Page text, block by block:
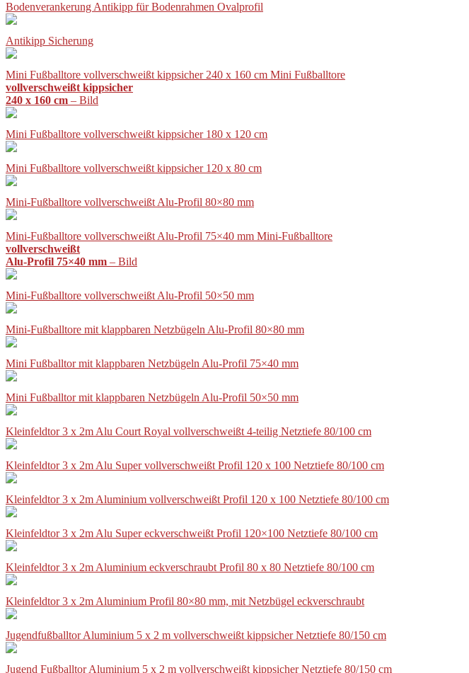
Bodenverankerung Antikipp für Bodenrahmen Ovalprofil
Antikipp Sicherung
Mini Fußballtore vollverschweißt kippsicher 240 x 160 cm Mini Fußballtore
vollverschweißt kippsicher
240 x 160 cm – Bild
Mini Fußballtore vollverschweißt kippsicher 180 x 120 cm
Mini Fußballtore vollverschweißt kippsicher 120 x 80 cm
Mini-Fußballtore vollverschweißt Alu-Profil 80×80 mm
Mini-Fußballtore vollverschweißt Alu-Profil 75×40 mm Mini-Fußballtore
vollverschweißt
Alu-Profil 75×40 mm – Bild
Mini-Fußballtore vollverschweißt Alu-Profil 50×50 mm
Mini-Fußballtore mit klappbaren Netzbügeln Alu-Profil 80×80 mm
Mini Fußballtor mit klappbaren Netzbügeln Alu-Profil 75×40 mm
Mini Fußballtor mit klappbaren Netzbügeln Alu-Profil 50×50 mm
Kleinfeldtor 3 x 2m Alu Court Royal vollverschweißt 4-teilig Netztiefe 80/100 cm
Kleinfeldtor 3 x 2m Alu Super vollverschweißt Profil 120 x 100 Netztiefe 80/100 cm
Kleinfeldtor 3 x 2m Aluminium vollverschweißt Profil 120 x 100 Netztiefe 80/100 cm
Kleinfeldtor 3 x 2m Alu Super eckverschweißt Profil 120×100 Netztiefe 80/100 cm
Kleinfeldtor 3 x 2m Aluminium eckverschraubt Profil 80 x 80 Netztiefe 80/100 cm
Kleinfeldtor 3 x 2m Aluminium Profil 80×80 mm, mit Netzbügel eckverschraubt
Jugendfußballtor Aluminium 5 x 2 m vollverschweißt kippsicher Netztiefe 80/150 cm
Jugend Fußballtor Aluminium 5 x 2 m vollverschweißt kippsicher Netztiefe 80/150 cm